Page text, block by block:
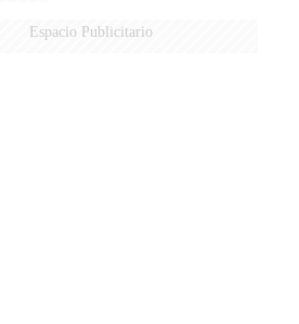
Espacio Publicitario